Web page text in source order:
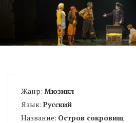
Жанр: Мюзикл
Язык: Русский
Название: Остров сокровищ